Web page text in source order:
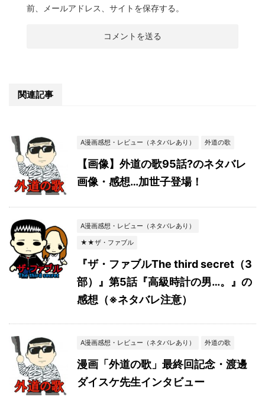
前、メールアドレス、サイトを保存する。
関連記事
A漫画感想・レビュー（ネタバレあり） 外道の歌
【画像】外道の歌95話?のネタバレ
画像・感想…加世子登場！
A漫画感想・レビュー（ネタバレあり）
★★ザ・ファブル
『ザ・ファブルThe third secret（3
部）』第5話『高級時計の男…。』の
感想（※ネタバレ注意）
A漫画感想・レビュー（ネタバレあり） 外道の歌
漫画「外道の歌」最終回記念・渡邊
ダイスケ先生インタビュー